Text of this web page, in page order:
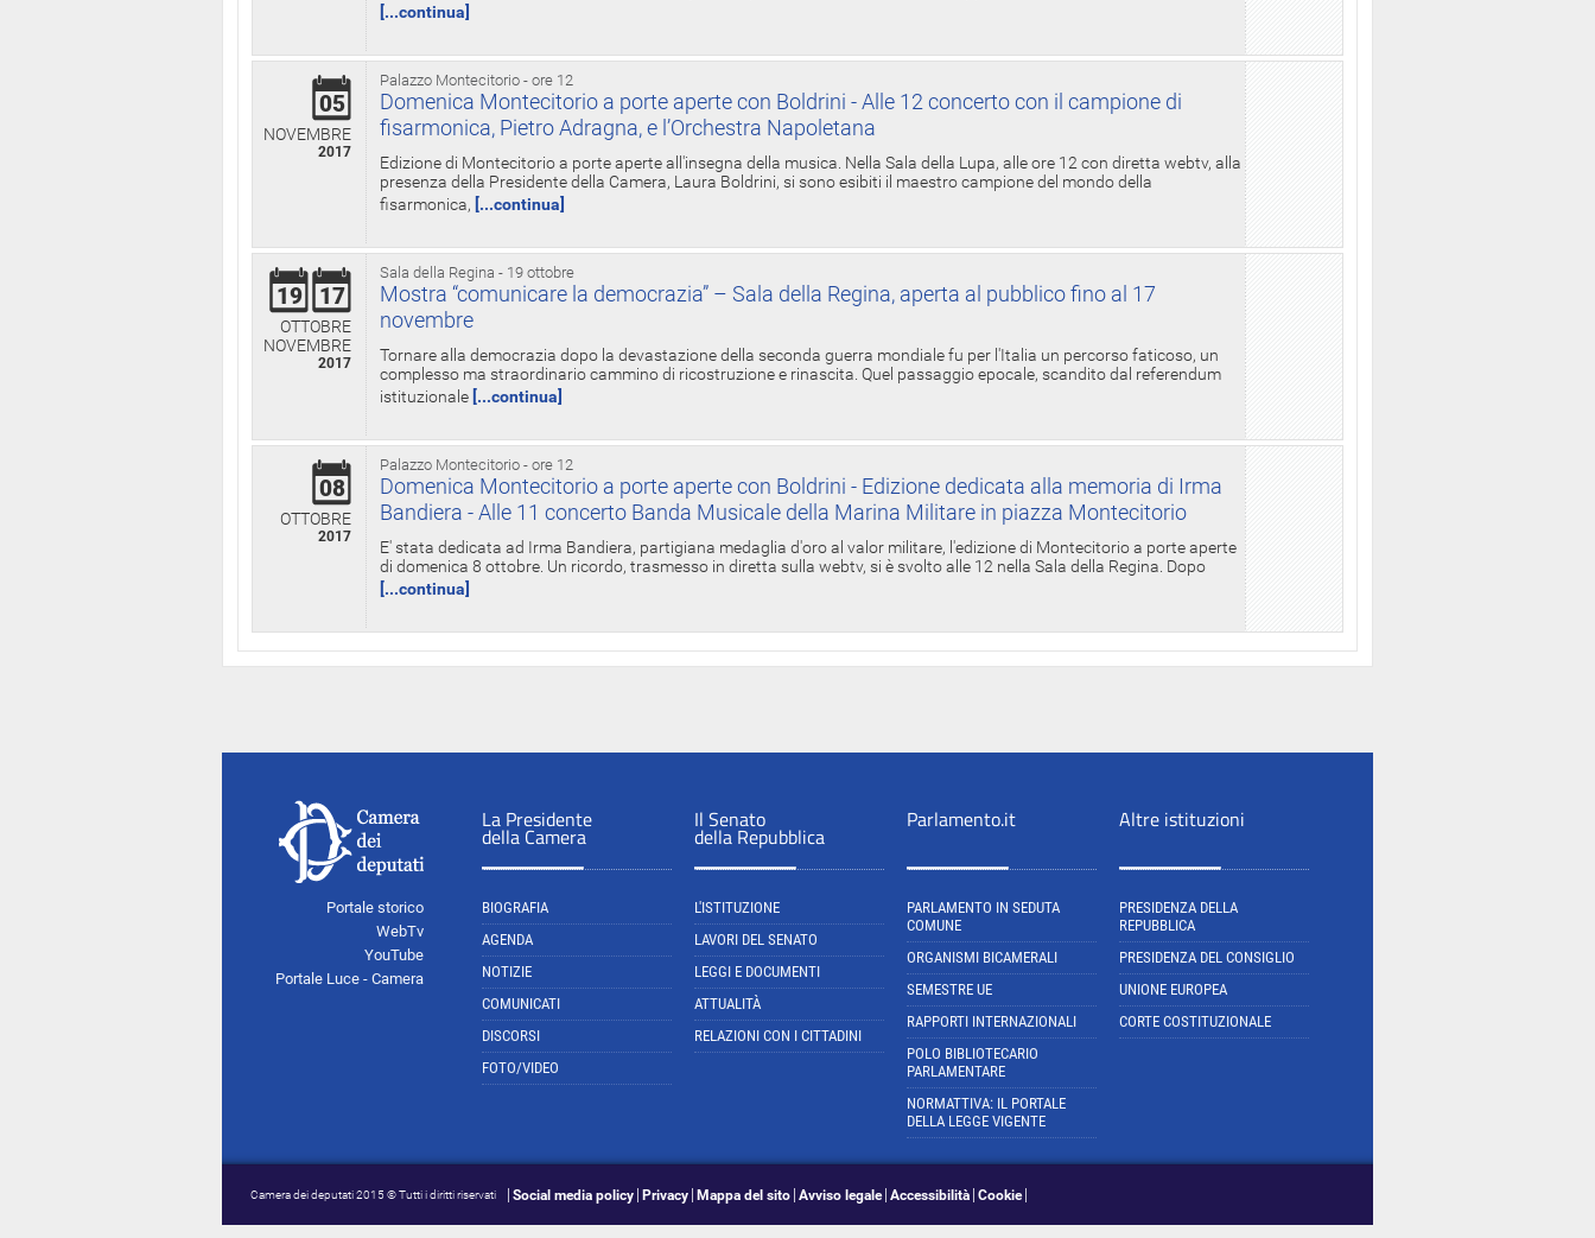
[...continua]
Palazzo Montecitorio - ore 12
05
NOVEMBRE
2017
Domenica Montecitorio a porte aperte con Boldrini - Alle 12 concerto con il campione di
fisarmonica, Pietro Adragna, e l’Orchestra Napoletana
Edizione di Montecitorio a porte aperte all'insegna della musica. Nella Sala della Lupa, alle ore 12 con diretta webtv, alla
presenza della Presidente della Camera, Laura Boldrini, si sono esibiti il maestro campione del mondo della
fisarmonica, [...continua]
Sala della Regina - 19 ottobre
19 17
OTTOBRE
NOVEMBRE
2017
Mostra “comunicare la democrazia” – Sala della Regina, aperta al pubblico fino al 17
novembre
Tornare alla democrazia dopo la devastazione della seconda guerra mondiale fu per l'Italia un percorso faticoso, un
complesso ma straordinario cammino di ricostruzione e rinascita. Quel passaggio epocale, scandito dal referendum
istituzionale [...continua]
Palazzo Montecitorio - ore 12
08
OTTOBRE
2017
Domenica Montecitorio a porte aperte con Boldrini - Edizione dedicata alla memoria di Irma
Bandiera - Alle 11 concerto Banda Musicale della Marina Militare in piazza Montecitorio
E' stata dedicata ad Irma Bandiera, partigiana medaglia d'oro al valor militare, l'edizione di Montecitorio a porte aperte
di domenica 8 ottobre. Un ricordo, trasmesso in diretta sulla webtv, si è svolto alle 12 nella Sala della Regina. Dopo
[...continua]
Portale storico
WebTv
YouTube
Portale Luce - Camera
La Presidente
della Camera
BIOGRAFIA
AGENDA
NOTIZIE
COMUNICATI
DISCORSI
FOTO/VIDEO
Il Senato
della Repubblica
L'ISTITUZIONE
LAVORI DEL SENATO
LEGGI E DOCUMENTI
ATTUALITÀ
RELAZIONI CON I CITTADINI
Parlamento.it
PARLAMENTO IN SEDUTA
COMUNE
ORGANISMI BICAMERALI
SEMESTRE UE
RAPPORTI INTERNAZIONALI
POLO BIBLIOTECARIO
PARLAMENTARE
NORMATTIVA: IL PORTALE
DELLA LEGGE VIGENTE
Altre istituzioni
PRESIDENZA DELLA
REPUBBLICA
PRESIDENZA DEL CONSIGLIO
UNIONE EUROPEA
CORTE COSTITUZIONALE
Camera dei deputati 2015 © Tutti i diritti riservati Social media policy Privacy Mappa del sito Avviso legale Accessibilità Cookie